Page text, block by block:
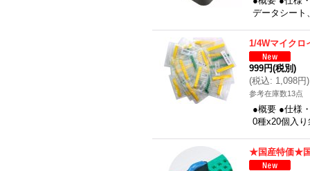
データシート
1/4Wマイクロ
999円(税別)
(税込: 1,098円)
参考在庫数13点
●概要 ●仕様
0種x20個入
★国産特価★国